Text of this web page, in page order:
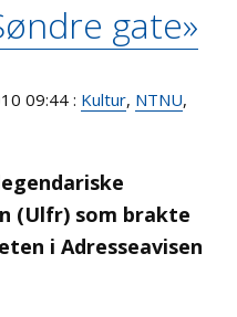
gate»
09:44 : Kultur, NTNU,
(Ulfr) som brakte
i Adresseavisen